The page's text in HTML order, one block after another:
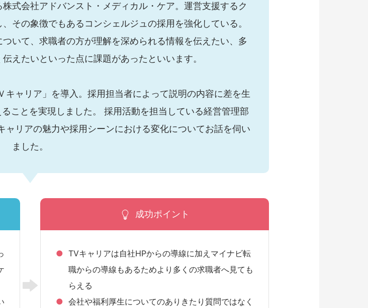
式会社アドバンスト・メディカル・ケア。運営支援するク
その象徴でもあるコンシェルジュの採用を強化している。
いて、求職者の方が理解を深められる情報を伝えたい、多
えたいといった点に課題があったといいます。
ャリア」を導入。採用担当者によって説明の内容に差を生
ことを実現しました。 採用活動を担当している経営管理部
リアの魅力や採用シーンにおける変化についてお話を伺い
ました。
成功ポイント
TVキャリアは自社HPからの導線に加えマイナビ転
職からの導線もあるためより多くの求職者へ見ても
らえる
会社や福利厚生についてのありきたり質問ではなく